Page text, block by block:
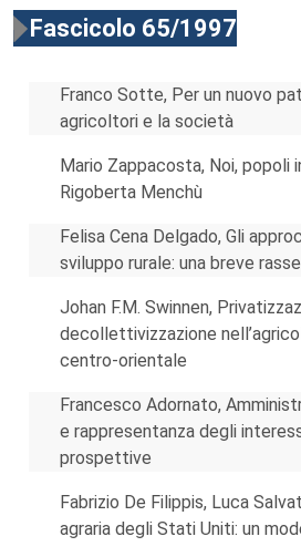
Fascicolo 65/1997
Franco Sotte, Per un nuovo
agricoltori e la società
Mario Zappacosta, Noi, popoli
Rigoberta Menchù
Felisa Cena Delgado, Gli
sviluppo rurale: una breve
Johan F.M. Swinnen,
decollettivizzazione
centro-orientale
Francesco Adornato,
e rappresentanza degli
prospettive
Fabrizio De Filippis, Luca
agraria degli Stati Uniti: un